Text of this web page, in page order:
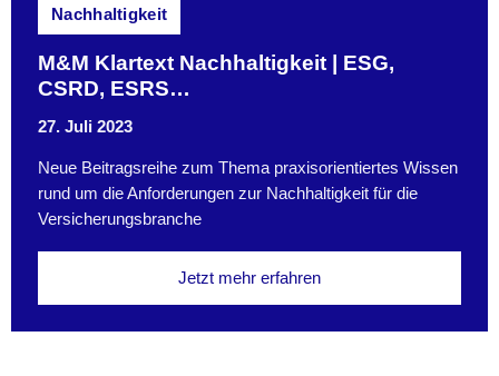
Nachhaltigkeit
M&M Klartext Nachhaltigkeit | ESG,
CSRD, ESRS…
27. Juli 2023
Neue Beitragsreihe zum Thema praxisorientiertes Wissen
rund um die Anforderungen zur Nachhaltigkeit für die
Versicherungsbranche
Jetzt mehr erfahren